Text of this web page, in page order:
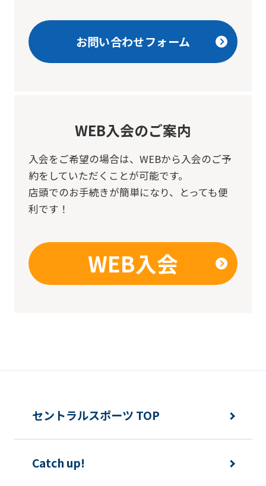
お問い合わせフォーム
WEB入会のご案内
入会をご希望の場合は、 WEBから入会のご予
約をしていただくことが可能です。
店頭でのお手続きが簡単になり、とっても便
利です！
WEB入会
セントラルスポーツ TOP
Catch up!